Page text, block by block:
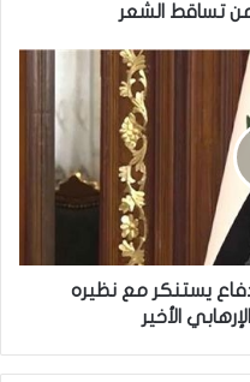
تساقط الشعر
يستنكر مع نظيره
الأخير